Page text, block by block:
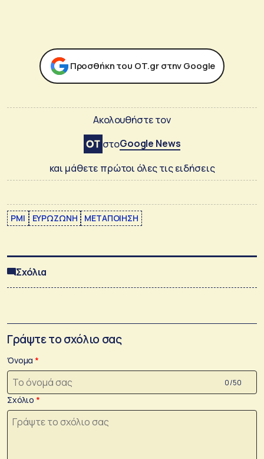
Προσθήκη του ΟΤ.gr στην Google
Ακολουθήστε τον
στοGoogle News
και μάθετε πρώτοι όλες τις ειδήσεις
PMI ΕΥΡΩΖΩΝΗ ΜΕΤΑΠΟΙΗΣΗ
Σχόλια
Γράψτε το σχόλιο σας
Όνομα
0 /50
Σχόλιο